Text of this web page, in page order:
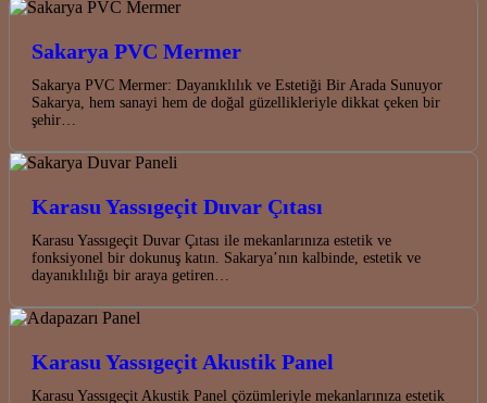
Sakarya PVC Mermer
Sakarya PVC Mermer: Dayanıklılık ve Estetiği Bir Arada Sunuyor
Sakarya, hem sanayi hem de doğal güzellikleriyle dikkat çeken bir
şehir…
Karasu Yassıgeçit Duvar Çıtası
Karasu Yassıgeçit Duvar Çıtası ile mekanlarınıza estetik ve
fonksiyonel bir dokunuş katın. Sakarya’nın kalbinde, estetik ve
dayanıklılığı bir araya getiren…
Karasu Yassıgeçit Akustik Panel
Karasu Yassıgeçit Akustik Panel çözümleriyle mekanlarınıza estetik